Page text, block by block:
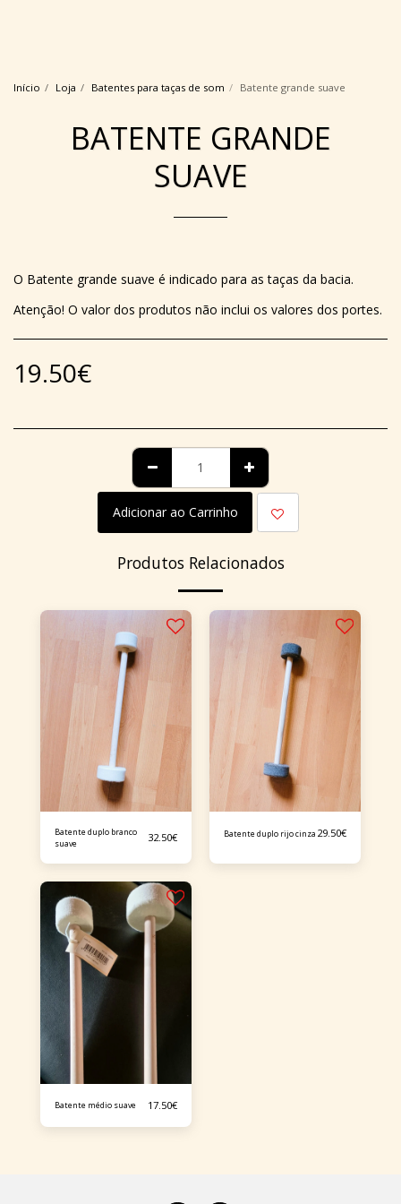
Início Loja Batentes para taças de som Batente grande suave
BATENTE GRANDE
SUAVE
O Batente grande suave é indicado para as taças da bacia.
Atenção! O valor dos produtos não inclui os valores dos portes.
19.50€
Adicionar ao Carrinho
Produtos Relacionados
Batente duplo branco
suave
32.50€ Batente duplo rijo cinza 29.50€
Batente médio suave 17.50€